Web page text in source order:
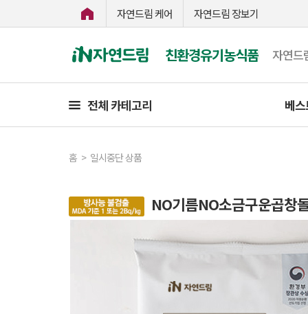
자연드림 케어 자연드림 장보기
친환경유기농식품 자연드
전체 카테고리 베
홈 > 일시중단 상품
NO기름NO소금구운곱창